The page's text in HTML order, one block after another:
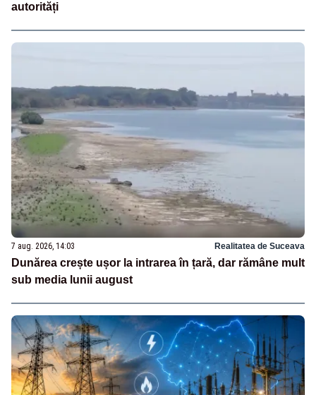
autorități
7 aug. 2026, 14:03 Realitatea de Suceava
Dunărea crește ușor la intrarea în țară, dar rămâne mult
sub media lunii august